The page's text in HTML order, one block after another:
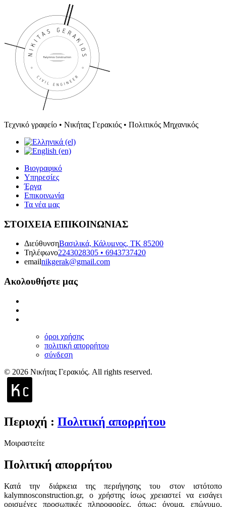
Τεχνικό γραφείο • Νικήτας Γερακιός • Πολιτικός Μηχανικός
Βιογραφικό
Υπηρεσίες
Έργα
Επικοινωνία
Τα νέα μας
ΣΤΟΙΧΕΙΑ ΕΠΙΚΟΙΝΩΝΙΑΣ
ΔιεύθυνσηΒασιλικά, Κάλυμνος, ΤΚ 85200
Τηλέφωνο2243028305 • 6943737420
emailnikgerak@gmail.com
Ακολουθήστε μας
όροι χρήσης
πολιτική απορρήτου
σύνδεση
© 2026 Νικήτας Γερακιός. All rights reserved.
Περιοχή : Πολιτική απορρήτου
Μοιραστείτε
Πολιτική απορρήτου
Κατά την διάρκεια της περιήγησης του στον ιστότοπο
kalymnosconstruction.gr, ο χρήστης ίσως χρειαστεί να εισάγει
ορισμένες προσωπικές πληροφορίες, όπως: όνομα, επώνυμο,